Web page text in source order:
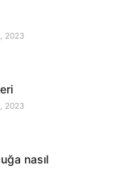
2023
2023
nasıl